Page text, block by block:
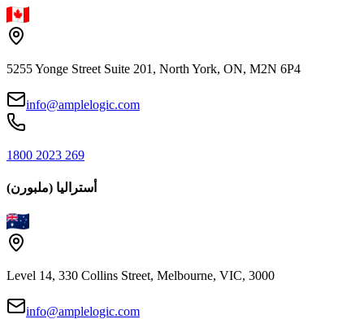
5255 Yonge Street Suite 201, North York, ON, M2N 6P4
info@amplelogic.com
1800 2023 269
أستراليا (ملبورن)
Level 14, 330 Collins Street, Melbourne, VIC, 3000
info@amplelogic.com